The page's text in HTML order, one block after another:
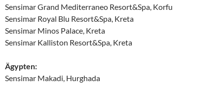
Sensimar Grand Mediterraneo Resort&Spa, Korfu
Sensimar Royal Blu Resort&Spa, Kreta
Sensimar Minos Palace, Kreta
Sensimar Kalliston Resort&Spa, Kreta
Ägypten:
Sensimar Makadi, Hurghada